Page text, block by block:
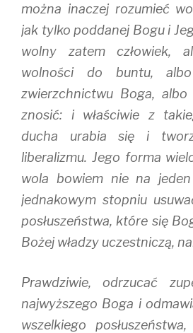
można inaczej rozumieć
jak tylko poddanej Bogu i
wolny zatem człowiek,
wolności do buntu,
zwierzchnictwu Boga,
znosić: i właściwie z
ducha urabia się i
liberalizmu. Jego forma
wola bowiem nie na
jednakowym stopniu
posłuszeństwa, które się
Bożej władzy uczestniczą,
Prawdziwie, odrzucać
najwyższego Boga i
wszelkiego